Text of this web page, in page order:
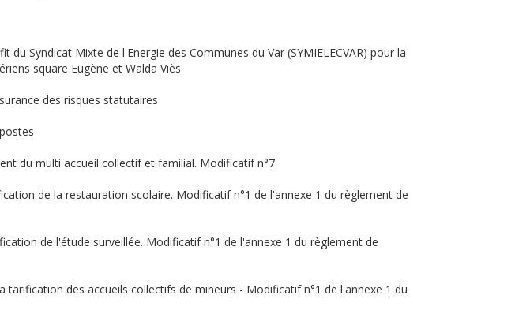
Syndicat Mixte de l'Energie des Communes du Var (SYMIELECVAR) pour la
square Eugène et Walda Viès
des risques statutaires
du multi accueil collectif et familial. Modificatif n°7
de la restauration scolaire. Modificatif n°1 de l'annexe 1 du règlement de
de l'étude surveillée. Modificatif n°1 de l'annexe 1 du règlement de
des accueils collectifs de mineurs - Modificatif n°1 de l'annexe 1 du